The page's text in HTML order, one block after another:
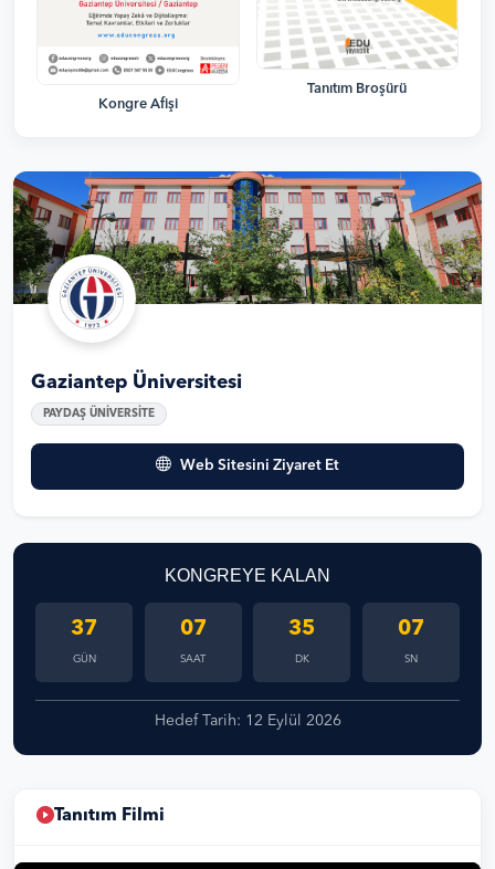
Kongre Afişi
Tanıtım Broşürü
Gaziantep Üniversitesi
PAYDAŞ ÜNİVERSİTE
Web Sitesini Ziyaret Et
KONGREYE KALAN
37
GÜN
07
SAAT
35
DK
07
SN
Hedef Tarih: 12 Eylül 2026
Tanıtım Filmi